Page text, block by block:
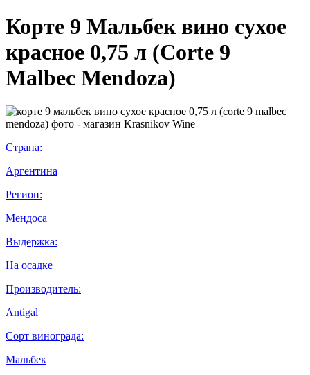
Корте 9 Мальбек вино сухое
красное 0,75 л (Corte 9
Malbec Mendoza)
Страна:
Аргентина
Регион:
Мендоса
Выдержка:
На осадке
Производитель:
Antigal
Сорт винограда:
Мальбек